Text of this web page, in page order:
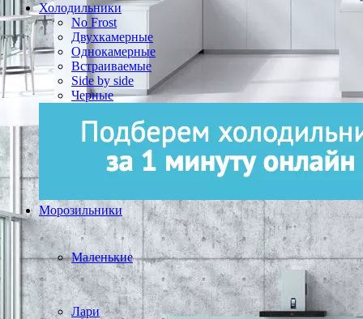
Холодильники
No Frost
Двухкамерные
Однокамерные
Встраиваемые
Side by side
Черные
Морозильники
Маленькие
Лари